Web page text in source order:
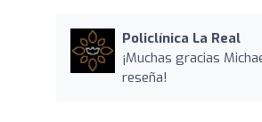
Policlínica La Real
¡Muchas gracias
reseña!